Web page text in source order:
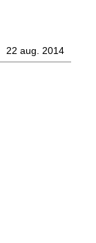
22 aug. 2014